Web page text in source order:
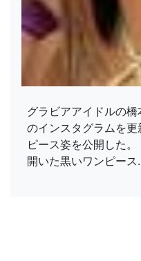
グラビアアイドルの
のインスタグラムを
ピース姿を公開した
開いた黒いワンピース